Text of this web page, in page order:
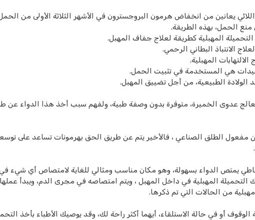
يعانين من انخفاض هرمون البروجسترون في الأشهر الثلاثة الأولى من
الحمل، بهذه الطريقة.
المهبلية كطريقة لعلاج جفاف المهبل.
الانتباذ البطاني الرحمي.
المهبلية.
هي المستخدمة في تثبيت الحمل.
الولادة الطبيعية، من أجل تضييق المهبل.
عدوى الخميرة، متوفرة بدون وصفة طبية، ولفهم سبب أخذ هذا الدواء عن
مفعول الطلق الصناعي ، فالأخير يتم عن طريق الحق بهرمونات تساعد على
يمتص الدواء بسهولة، وهو مكان مناسب ومثالي للغاية لامتصاص أي شيء
المهبلية في داخل المهبل ، ويتم امتصاصه في مجرى الدم، ويبدأ عملها
من الحالات التي تم ذكرها.
أو في حالة الاستلقاء، أيهما أكثر راحة لك، وقد يوصيك الأطباء بأخذ